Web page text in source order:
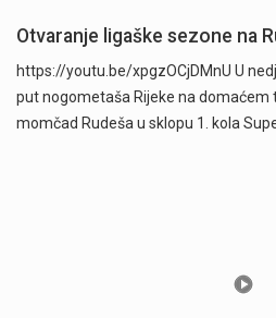
Otvaranje ligaške sezone na
https://youtu.be/xpgzOCjDMnU U
put nogometaša Rijeke na domaćem
momčad Rudeša u sklopu 1. kola